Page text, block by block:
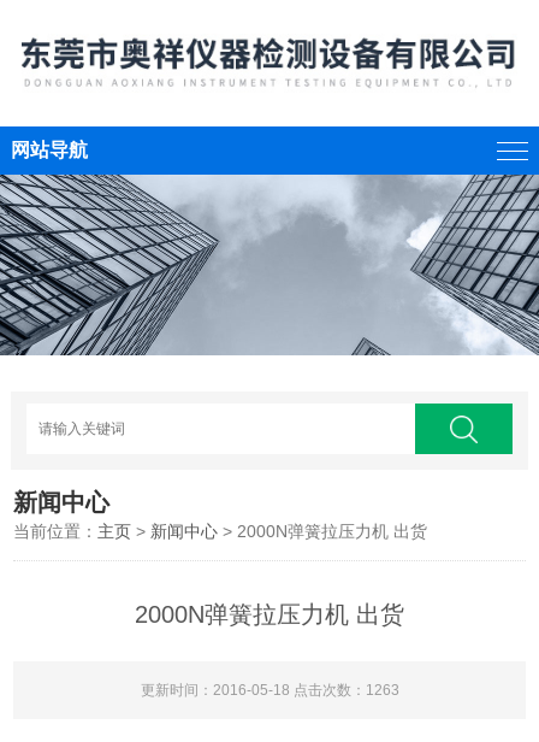
网站导航
新闻中心
当前位置： 主页 > 新闻中心 > 2000N弹簧拉压力机 出货
2000N弹簧拉压力机 出货
更新时间：2016-05-18 点击次数：1263